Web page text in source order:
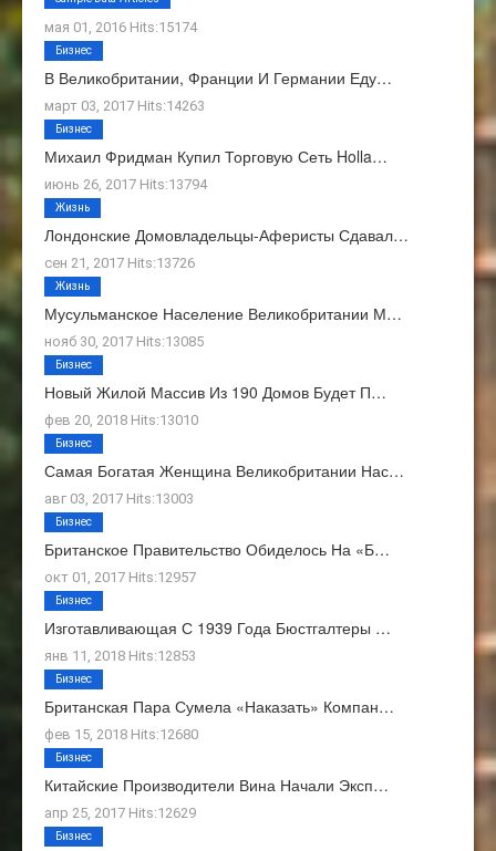
мая 01, 2016 Hits:15174
В Великобритании, Франции И Германии Еду…
март 03, 2017 Hits:14263
Бизнес
Михаил Фридман Купил Торговую Сеть Holla…
июнь 26, 2017 Hits:13794
Бизнес
Лондонские Домовладельцы-Аферисты Сдавал…
сен 21, 2017 Hits:13726
Жизнь
Мусульманское Население Великобритании М…
нояб 30, 2017 Hits:13085
Жизнь
Новый Жилой Массив Из 190 Домов Будет П…
фев 20, 2018 Hits:13010
Бизнес
Самая Богатая Женщина Великобритании Нас…
авг 03, 2017 Hits:13003
Бизнес
Британское Правительство Обиделось На «Б…
окт 01, 2017 Hits:12957
Бизнес
Изготавливающая С 1939 Года Бюстгалтеры …
янв 11, 2018 Hits:12853
Бизнес
Британская Пара Сумела «наказать» Компан…
фев 15, 2018 Hits:12680
Бизнес
Китайские Производители Вина Начали Эксп…
апр 25, 2017 Hits:12629
Бизнес
Бизнес